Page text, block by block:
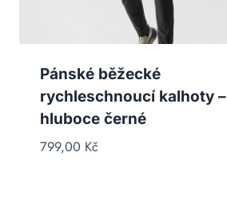
Pánské běžecké
rychleschnoucí kalhoty –
hluboce černé
799,00 Kč